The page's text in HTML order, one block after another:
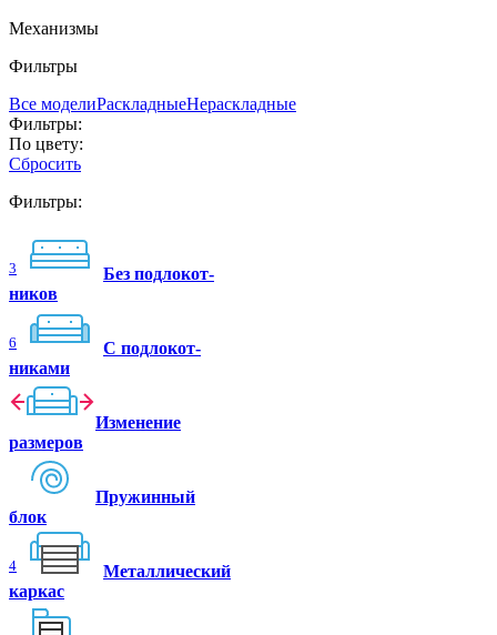
Механизмы
Фильтры
Все моделиРаскладныеНераскладные
Фильтры:
По цвету:
Сбросить
Фильтры:
3
Без подлокот-
ников
6
C подлокот-
никами
Изменение
размеров
Пружинный
блок
4
Металлический
каркас